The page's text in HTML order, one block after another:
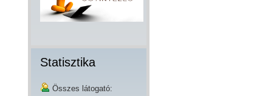
Statisztika
Összes látogató: